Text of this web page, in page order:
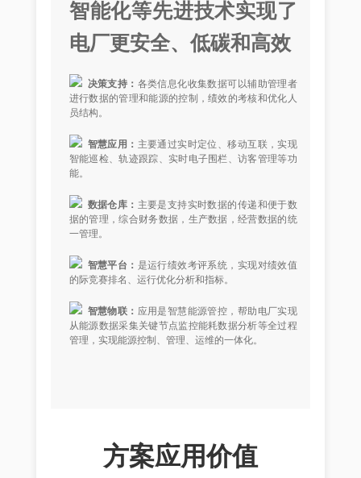
智能化等先进技术实现了
电厂更安全、低碳和高效
决策支持： 各类信息化收集数据可以辅助管理者
进行数据的管理和能源的控制，绩效的考核和优化人
员结构。
智慧应用： 主要通过实时定位、移动互联，实现
智能巡检、轨迹跟踪、实时电子围栏、访客管理等功
能。
数据仓库： 主要是支持实时数据的传递和便于数
据的管理，综合财务数据，生产数据，经营数据的统
一管理。
智慧平台： 是运行绩效考评系统，实现对绩效值
的际竞赛排名、运行优化分析和指标。
智慧物联： 应用是智慧能源管控，帮助电厂实现
从能源数据采集关键节点监控能耗数据分析等全过程
管理，实现能源控制、管理、运维的一体化。
方案应用价值